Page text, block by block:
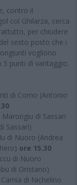
contro il
col Ghilarza, cerca
per chiudere
sesto posto che i
vogliono
punti di vantaggio.
di Como (Antonio
di Sassari
Sassari)
di Nuoro (Andrea
ore 15.30
di Nuoro
di Oristano)
di Nichelino